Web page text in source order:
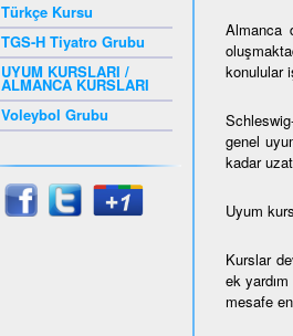
Türkçe Kursu
TGS-H Tiyatro Grubu
UYUM KURSLARI /
ALMANCA KURSLARI
Voleybol Grubu
Almanca
konulular
genel
kadar
Uyum
Kurslar
ek
mesafe